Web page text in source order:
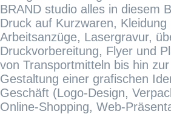
BRAND studio alles in diesem
Druck auf Kurzwaren, Kleidung
Arbeitsanzüge, Lasergravur,
Druckvorbereitung, Flyer und
von Transportmitteln bis hin
Gestaltung einer grafischen
Geschäft (Logo-Design,
Online-Shopping, Web-